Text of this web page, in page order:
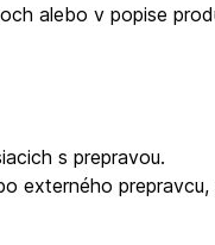
alebo v popise
s prepravou.
externého